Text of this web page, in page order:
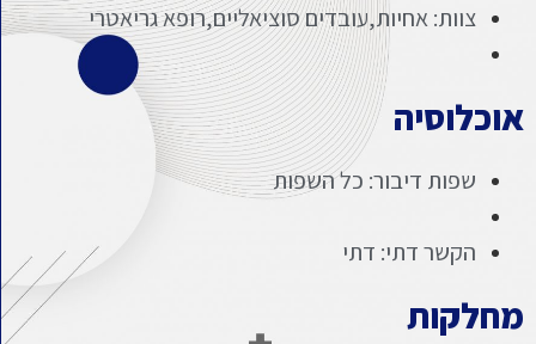
צוות: אחיות,עובדים סוציאליים,רופא גריאטרי
אוכלוסיה
שפות דיבור: כל השפות
הקשר דתי: דתי
מחלקות